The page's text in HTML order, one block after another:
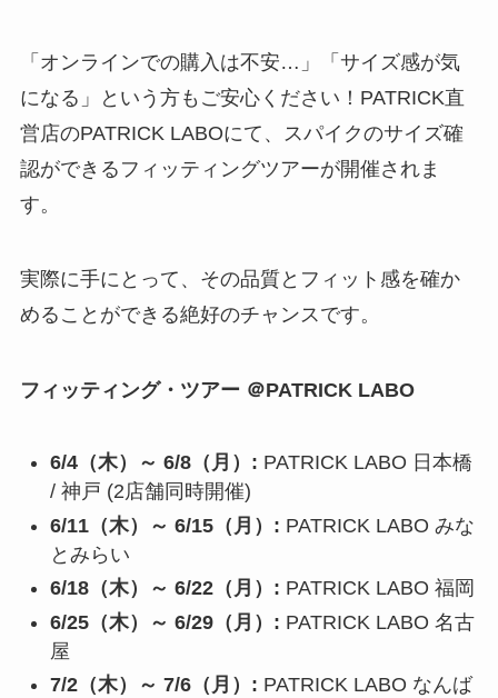
「オンラインでの購入は不安…」「サイズ感が気
になる」という方もご安心ください！PATRICK直
営店のPATRICK LABOにて、スパイクのサイズ確
認ができるフィッティングツアーが開催されま
す。
実際に手にとって、その品質とフィット感を確か
めることができる絶好のチャンスです。
フィッティング・ツアー ＠PATRICK LABO
6/4（木）～ 6/8（月）: PATRICK LABO 日本橋
/ 神戸 (2店舗同時開催)
6/11（木）～ 6/15（月）: PATRICK LABO みな
とみらい
6/18（木）～ 6/22（月）: PATRICK LABO 福岡
6/25（木）～ 6/29（月）: PATRICK LABO 名古
屋
7/2（木）～ 7/6（月）: PATRICK LABO なんば